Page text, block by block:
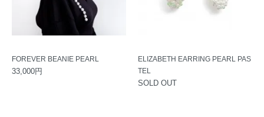
FOREVER BEANIE PEARL
33,000円
ELIZABETH EARRING PEARL PAS
TEL
SOLD OUT